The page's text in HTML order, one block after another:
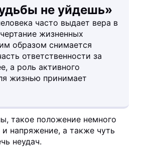
не уйдешь»
часто выдает вера в
жизненных
образом снимается
ответственности за
а роль активного
жизнью принимает
такое положение немного
напряжение, а также чуть
неудач.